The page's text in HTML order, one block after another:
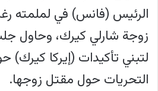
الرئيس (فانس) في لملمته
زوجة شارلي كيرك، وحاول
لتبني تأكيدات (إيركا كيرك)
التحريات حول مقتل زوجها.